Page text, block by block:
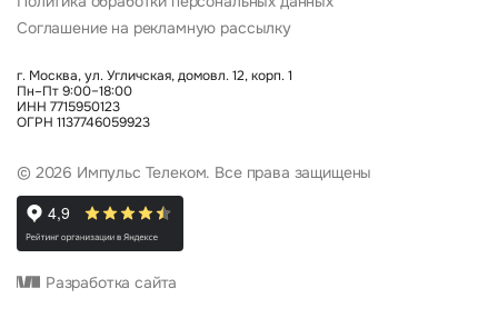
Соглашение на рекламную рассылку
г. Москва, ул. Угличская, домовл. 12, корп. 1
Пн–Пт 9:00–18:00
ИНН 7715950123
ОГРН 1137746059923
© 2026 Импульс Телеком. Все права защищены
Разработка сайта